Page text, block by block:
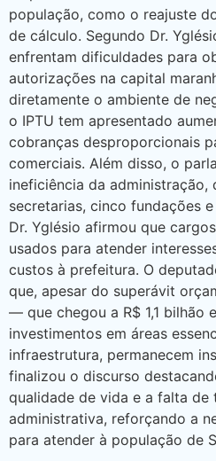
população, como o reajuste
de cálculo. Segundo Dr.
enfrentam dificuldades para
autorizações na capital
diretamente o ambiente de
o IPTU tem apresentado
cobranças desproporcionais
comerciais. Além disso, o
ineficiência da administração,
secretarias, cinco fundações
Dr. Yglésio afirmou que
usados para atender
custos à prefeitura. O
que, apesar do superávit
— que chegou a R$ 1,1 bilhão
investimentos em áreas
infraestrutura, permanecem
finalizou o discurso
qualidade de vida e a falta de
administrativa, reforçando a
para atender à população de